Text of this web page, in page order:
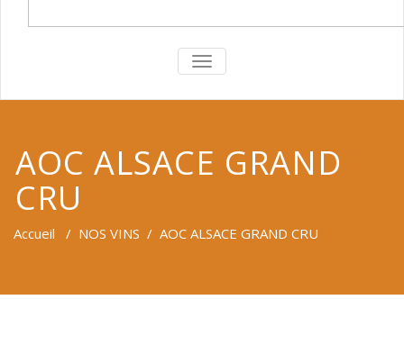
TOGGLE
AOC ALSACE GRAND
CRU
Accueil / NOS VINS / AOC ALSACE GRAND CRU